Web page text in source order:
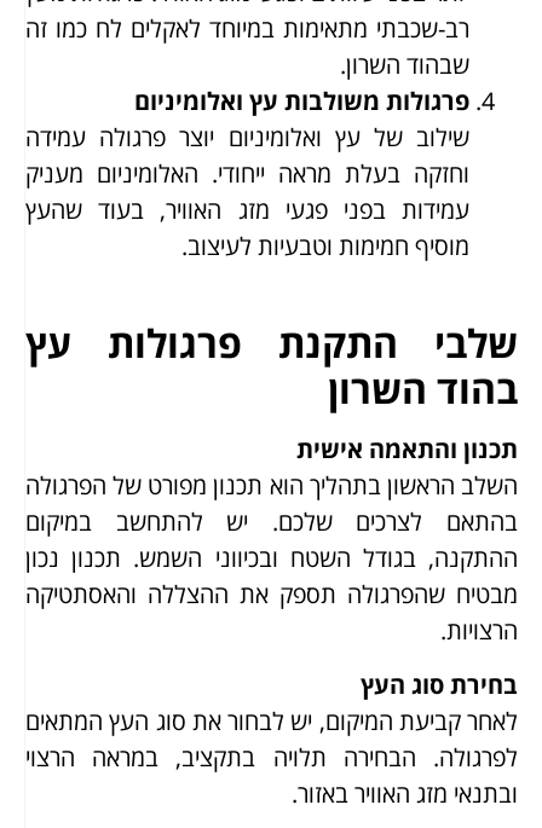
רב-שכבתי מתאימות במיוחד לאקלים לח כמו זה
שבהוד השרון.
פרגולות משולבות עץ ואלומיניום
שילוב של עץ ואלומיניום יוצר פרגולה עמידה
וחזקה בעלת מראה ייחודי. האלומיניום מעניק
עמידות בפני פגעי מזג האוויר, בעוד שהעץ
מוסיף חמימות וטבעיות לעיצוב.
שלבי התקנת פרגולות עץ
בהוד השרון
תכנון והתאמה אישית
השלב הראשון בתהליך הוא תכנון מפורט של הפרגולה
בהתאם לצרכים שלכם. יש להתחשב במיקום
ההתקנה, בגודל השטח ובכיווני השמש. תכנון נכון
מבטיח שהפרגולה תספק את ההצללה והאסתטיקה
הרצויות.
בחירת סוג העץ
לאחר קביעת המיקום, יש לבחור את סוג העץ המתאים
לפרגולה. הבחירה תלויה בתקציב, במראה הרצוי
ובתנאי מזג האוויר באזור.